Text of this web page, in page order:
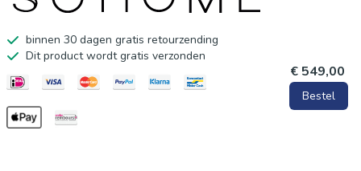
binnen 30 dagen gratis retourzending
Dit product wordt gratis verzonden
€ 549,00
Bestel